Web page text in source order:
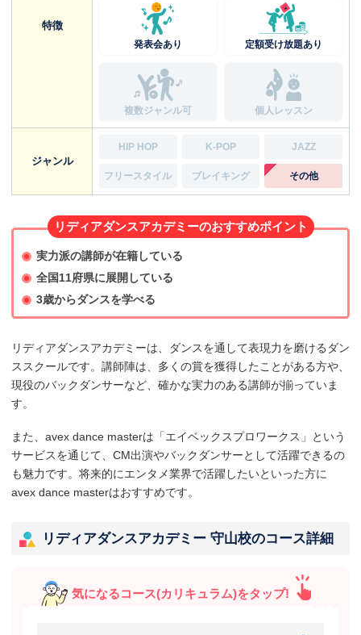
特徴
発表会あり 定額受け放題あり
複数ジャンル可 個人レッスン
ジャンル
HIP HOP K-POP JAZZ
フリースタイル ブレイキング その他
リディアダンスアカデミーのおすすめポイント
実力派の講師が在籍している
全国11府県に展開している
3歳からダンスを学べる
リディアダンスアカデミーは、ダンスを通して表現力を磨けるダン
ススクールです。講師陣は、多くの賞を獲得したことがある方や、
現役のバックダンサーなど、確かな実力のある講師が揃っていま
す。
また、avex dance masterは「エイベックスプロワークス」という
サービスを通じて、CM出演やバックダンサーとして活躍できるの
も魅力です。将来的にエンタメ業界で活躍したいといった方に
avex dance masterはおすすめです。
リディアダンスアカデミー 守山校のコース詳細
気になるコース(カリキュラム)をタップ!